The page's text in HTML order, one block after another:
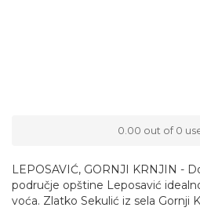
0.00 out of 0
LEPOSAVIĆ, GORNJI KRNJIN -
područje opštine Leposavić
voća. Zlatko Sekulić iz sela Gornji